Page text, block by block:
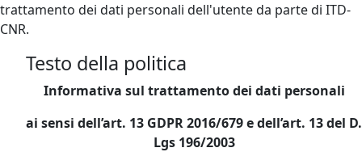
trattamento dei dati personali dell'utente da parte di ITD-
CNR.
Testo della politica
Informativa sul trattamento dei dati personali
ai sensi dell’art. 13 GDPR 2016/679 e dell’art. 13 del D.
Lgs 196/2003